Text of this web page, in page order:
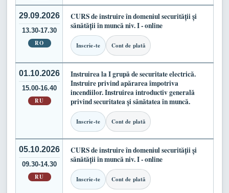
29.09.2026
13.30-17.30
RO
CURS de instruire în domeniul securității și
sănătății în muncă niv. I - online
Inscrie-te Cont de plată
01.10.2026
15.00-16.40
RU
Instruirea la I grupă de securitate electrică.
Instruire privind apărarea împotriva
incendiilor. Instruirea introductiv generală
privind securitatea și sănătatea în muncă.
Inscrie-te Cont de plată
05.10.2026
09.30-14.30
RU
CURS de instruire în domeniul securității și
sănătății în muncă niv. I - online
Inscrie-te Cont de plată